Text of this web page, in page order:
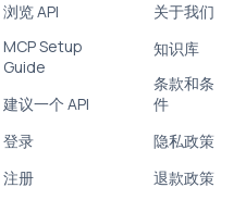
浏览 API
MCP Setup
Guide
建议一个 API
登录
注册
关于我们
知识库
条款和条
件
隐私政策
退款政策